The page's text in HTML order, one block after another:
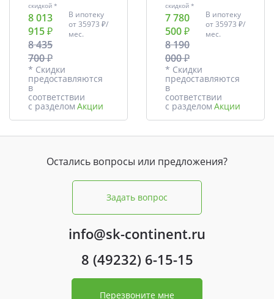
скидкой *
8 013
915 ₽
8 435
700 ₽
В ипотеку
от35973 ₽/
мес.
* Скидки
предоставляются
в
соответствии
с разделом Акции
скидкой *
7 780
500 ₽
8 190
000 ₽
В ипотеку
от35973 ₽/
мес.
* Скидки
предоставляются
в
соответствии
с разделом Акции
Остались вопросы или предложения?
Задать вопрос
info@sk-continent.ru
8 (49232) 6-15-15
Перезвоните мне